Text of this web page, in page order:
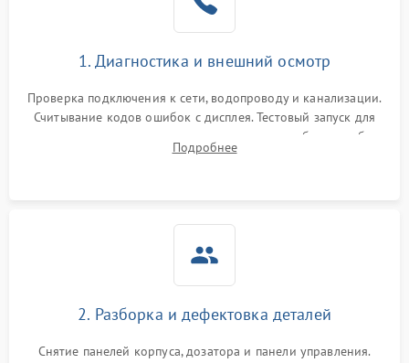
1. Диагностика и внешний осмотр
Проверка подключения к сети, водопроводу и канализации.
Считывание кодов ошибок с дисплея. Тестовый запуск для
выявления посторонних шумов, протечек или сбоев в работе
электронного модуля управления.
Подробнее
2. Разборка и дефектовка деталей
Снятие панелей корпуса, дозатора и панели управления.